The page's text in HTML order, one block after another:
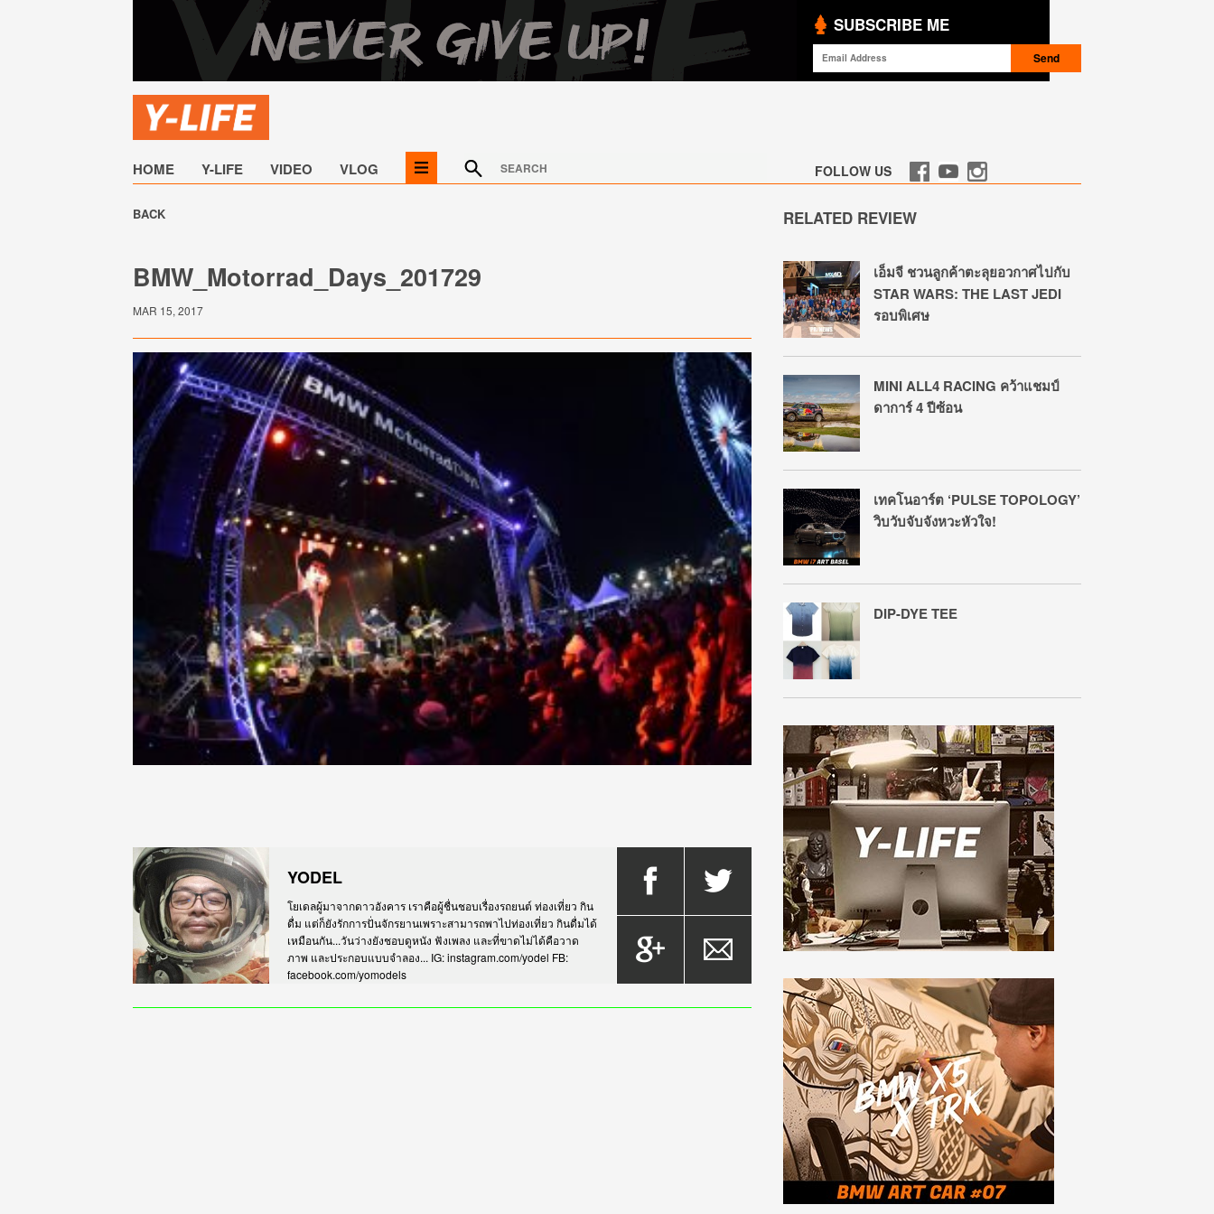
SUBSCRIBE ME
HOME Y-LIFE VIDEO VLOG FOLLOW US
BACK
BMW_Motorrad_Days_201729
MAR 15, 2017
YODEL
โยเดลผู้มาจากดาวอังคาร เราคือผู้ชื่นชอบเรื่องรถยนต์ ท่องเที่ยว กิน
ดื่ม แต่ก็ยังรักการปั่นจักรยานเพราะสามารถพาไปท่องเที่ยว กินดื่มได้
เหมือนกัน...วันว่างยังชอบดูหนัง ฟังเพลง และที่ขาดไม่ได้คือวาด
ภาพ และประกอบแบบจำลอง... IG: instagram.com/yodel FB:
facebook.com/yomodels
RELATED REVIEW
เอ็มจี ชวนลูกค้าตะลุยอวกาศไปกับ
STAR WARS: THE LAST JEDI
รอบพิเศษ
MINI ALL4 RACING คว้าแชมป์
ดาการ์ 4 ปีซ้อน
เทคโนอาร์ต ‘PULSE TOPOLOGY’
วิบวับจับจังหวะหัวใจ!
DIP-DYE TEE